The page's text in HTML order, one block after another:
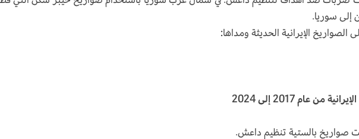
الصواريخ الإيرانية الحديثة ومداها:
من عام 2017 إلى 2024
صواريخ بالستية تنظيم داعش.